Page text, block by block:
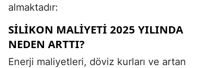
almaktadır:
SILIKON MALIYETI 2025 YILINDA
NEDEN ARTTI?
Enerji maliyetleri, döviz kurları ve artan